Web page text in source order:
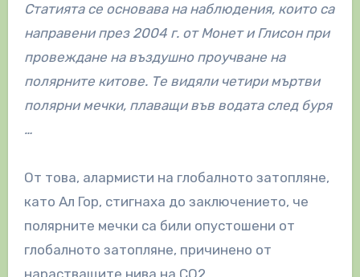
Статията се основава на наблюдения, които са
направени през 2004 г. от Монет и Глисон при
провеждане на въздушно проучване на
полярните китове. Те видяли четири мъртви
полярни мечки, плаващи във водата след буря
…
От това, алармисти на глобалното затопляне,
като Ал Гор, стигнаха до заключението, че
полярните мечки са били опустошени от
глобалното затопляне, причинено от